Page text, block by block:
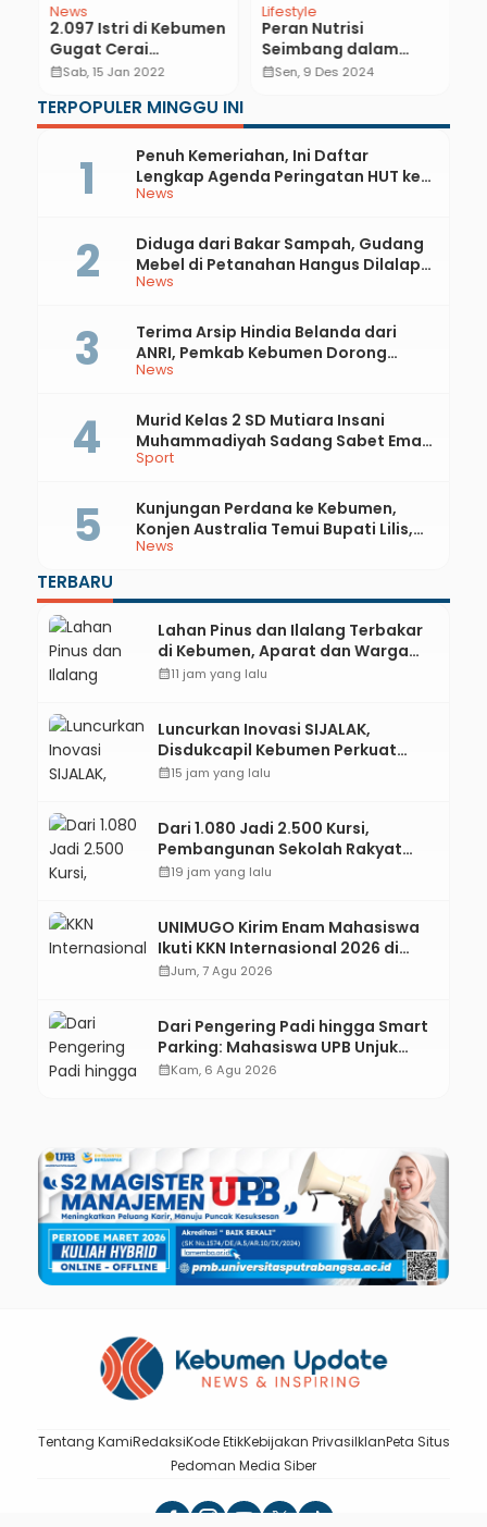
News
2.097 Istri di Kebumen
Gugat Cerai
Suaminya, Ini
calendar_monthSab, 15 Jan 2022
Lifestyle
Peran Nutrisi
Seimbang dalam
Mencegah Penyakit
calendar_monthSen, 9 Des 2024
TERPOPULER MINGGU INI
News
Penuh Kemeriahan, Ini Daftar
Lengkap Agenda Peringatan HUT ke-
81 RI dan Hari Jadi ke-397 Kabupaten
News
Diduga dari Bakar Sampah, Gudang
Mebel di Petanahan Hangus Dilalap
Api
News
Terima Arsip Hindia Belanda dari
ANRI, Pemkab Kebumen Dorong
Integrasi Sejarah, Geopark, dan
Sport
Murid Kelas 2 SD Mutiara Insani
Muhammadiyah Sadang Sabet Emas
dan Perak di Kejurda Tapak Suci
News
Kunjungan Perdana ke Kebumen,
Konjen Australia Temui Bupati Lilis,
Ini yang Dibahas
TERBARU
Lahan Pinus dan Ilalang Terbakar
di Kebumen, Aparat dan Warga
Padamkan Api Secara Manual
calendar_month11 jam yang lalu
Luncurkan Inovasi SIJALAK,
Disdukcapil Kebumen Perkuat
Jejaring Literasi Adminduk hingga
calendar_month15 jam yang lalu
Dari 1.080 Jadi 2.500 Kursi,
Pembangunan Sekolah Rakyat
Kebumen Ditargetkan Mulai
calendar_month19 jam yang lalu
UNIMUGO Kirim Enam Mahasiswa
Ikuti KKN Internasional 2026 di
ASEAN dan Hong Kong
calendar_monthJum, 7 Agu 2026
Dari Pengering Padi hingga Smart
Parking: Mahasiswa UPB Unjuk
Gigi Lewat Pameran CODEX 2
calendar_monthKam, 6 Agu 2026
Tentang KamiRedaksiKode EtikKebijakan PrivasiIklanPeta Situs
Pedoman Media Siber